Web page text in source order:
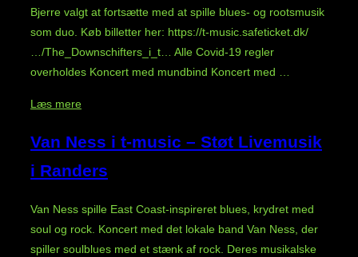
Bjerre valgt at fortsætte med at spille blues- og rootsmusik
som duo. Køb billetter her: https://t-music.safeticket.dk/
…/The_Downschifters_i_t… Alle Covid-19 regler
overholdes Koncert med mundbind Koncert med …
Læs mere“The
i
t-
music
Støt
Livemusik
Van Ness i t-music – Støt Livemusik
i Randers
Van Ness spille East Coast-inspireret blues, krydret med
soul og rock. Koncert med det lokale band Van Ness, der
spiller soulblues med et stænk af rock. Deres musikalske